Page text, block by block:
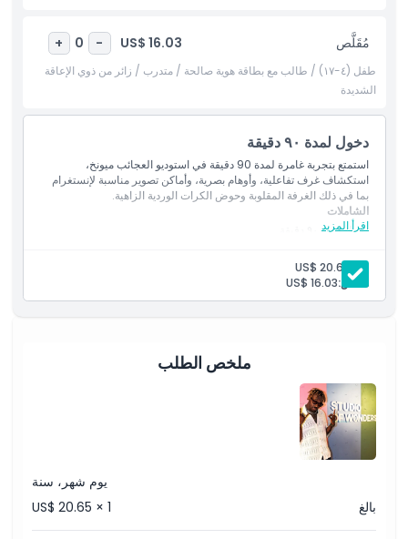
من جميع الأعمار.
أبرز المعالم
سياسة الأطفال والبالغين
الاستثناءات
ساعات العمل
الموقع
كيفية الوصول إلى هناك
مُقَلَّص US$ 16.03
-
0
+
طفل (٤-١٧) / طالب مع بطاقة هوية صالحة / متدرب / زائر من ذوي الإعاقة
الشديدة
دخول لمدة ٩٠ دقيقة
استمتع بتجربة غامرة لمدة 90 دقيقة في استوديو العجائب ميونخ،
استكشاف غرف تفاعلية، وأوهام بصرية، وأماكن تصوير مناسبة لإنستغرام
بما في ذلك الغرفة المقلوبة وحوض الكرات الوردية الزاهية.
اقرأ المزيد
الشاملات
دخول لمدة ٩٠ دقيقة
بالغ:
US$ 20.65
مُقَلَّص:US$ 16.03
ملخص الطلب
يوم شهر، سنة
بالغ
US$ 20.65 × 1